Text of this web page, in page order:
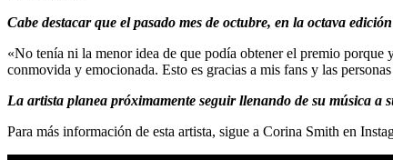
Cabe destacar que el pasado mes de octubre, en la octava
«No tenía ni la menor idea de que podía obtener el premio porque
conmovida y emocionada. Esto es gracias a mis fans y las
La artista planea próximamente seguir llenando de su música a
Para más información de esta artista, sigue a Corina Smith en